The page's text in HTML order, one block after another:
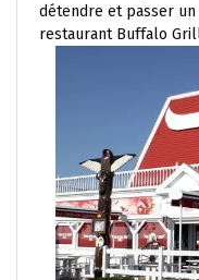
détendre et passer
restaurant Buffalo